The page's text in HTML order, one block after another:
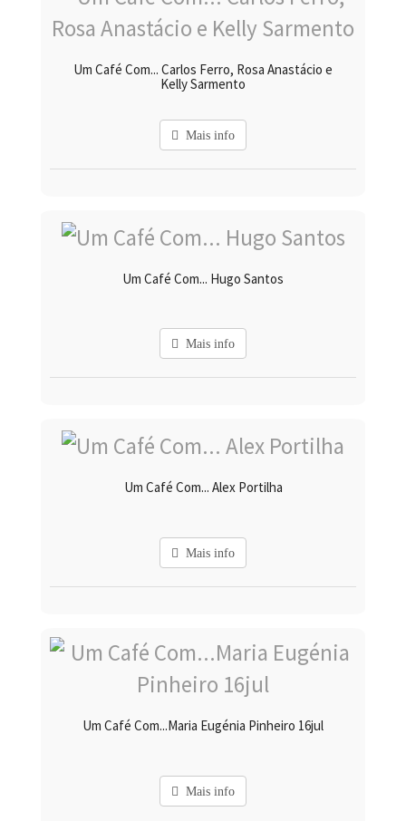
Um Café Com... Carlos Ferro, Rosa Anastácio e
Kelly Sarmento
Mais info
Um Café Com... Hugo Santos
Mais info
Um Café Com... Alex Portilha
Mais info
Um Café Com...Maria Eugénia Pinheiro 16jul
Mais info